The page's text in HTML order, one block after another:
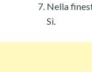
Nella
Sì.